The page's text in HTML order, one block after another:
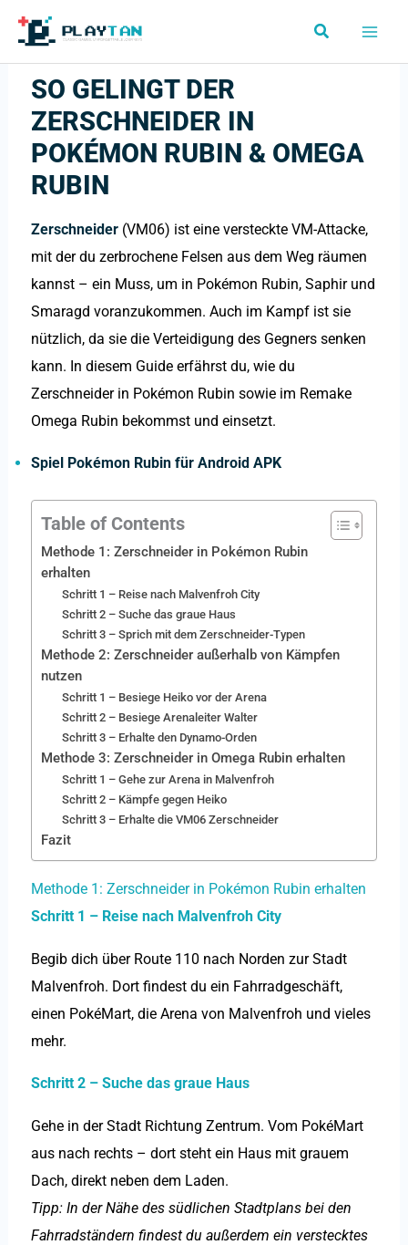
Skip
content
Search
SO GELINGT DER
ZERSCHNEIDER IN
POKÉMON RUBIN & OMEGA
RUBIN
Zerschneider(VM06) ist eine versteckte VM-Attacke,
mit der du zerbrochene Felsen aus dem Weg räumen
kannst – ein Muss, um in Pokémon Rubin, Saphir und
Smaragd voranzukommen. Auch im Kampf ist sie
nützlich, da sie die Verteidigung des Gegners senken
kann. In diesem Guide erfährst du, wie du
Zerschneider in Pokémon Rubin sowie im Remake
Omega Rubin bekommst und einsetzt.
Spiel Pokémon Rubin für Android APK
Table of Contents
Methode 1: Zerschneider in Pokémon Rubin
erhalten
Schritt 1 – Reise nach Malvenfroh City
Schritt 2 – Suche das graue Haus
Schritt 3 – Sprich mit dem Zerschneider-Typen
Methode 2: Zerschneider außerhalb von Kämpfen
nutzen
Schritt 1 – Besiege Heiko vor der Arena
Schritt 2 – Besiege Arenaleiter Walter
Schritt 3 – Erhalte den Dynamo-Orden
Methode 3: Zerschneider in Omega Rubin erhalten
Schritt 1 – Gehe zur Arena in Malvenfroh
Schritt 2 – Kämpfe gegen Heiko
Schritt 3 – Erhalte die VM06 Zerschneider
Fazit
Methode 1: Zerschneider in Pokémon Rubin erhalten
Schritt 1 – Reise nach Malvenfroh City
Begib dich über Route 110 nach Norden zur Stadt
Malvenfroh. Dort findest du ein Fahrradgeschäft,
einen PokéMart, die Arena von Malvenfroh und vieles
mehr.
Schritt 2 – Suche das graue Haus
Gehe in der Stadt Richtung Zentrum. Vom PokéMart
aus nach rechts – dort steht ein Haus mit grauem
Dach, direkt neben dem Laden.
Tipp: In der Nähe des südlichen Stadtplans bei den
Fahrradständern findest du außerdem ein verstecktes